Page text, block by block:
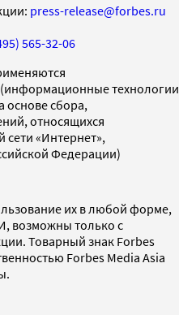
press-release@forbes.ru
565-32-06
технологии
основе сбора,
относящихся
сети «Интернет»,
Федерации)
их в любой форме,
возможны только с
Товарный знак Forbes
Forbes Media Asia